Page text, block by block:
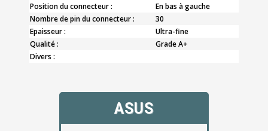
Position du connecteur :
En bas à gauche
Nombre de pin du connecteur :
30
Epaisseur :
Ultra-fine
Qualité :
Grade A+
Divers :
ASUS